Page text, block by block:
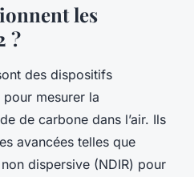
les
?
des dispositifs
mesurer la
de carbone dans l’air. Ils
avancées telles que
dispersive (NDIR) pour